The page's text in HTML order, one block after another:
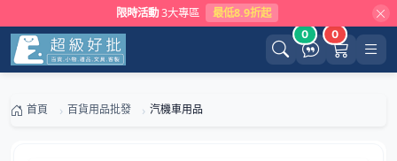
限時活動 3大專區 最低8.9折起
0 0
首頁 百貨用品批發 汽機車用品